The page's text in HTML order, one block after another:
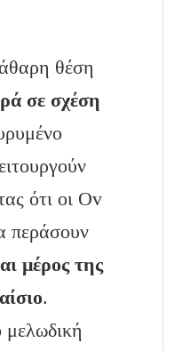
θέση
σε σχέση
ότι οι Ov
περάσουν
μέρος της
.